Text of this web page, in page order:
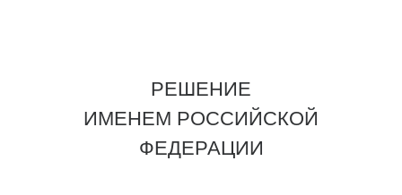
РЕШЕНИЕ
ИМЕНЕМ РОССИЙСКОЙ
ФЕДЕРАЦИИ